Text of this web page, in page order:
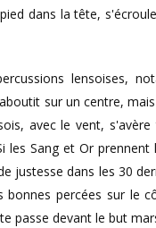
dans la tête,
lensoises,
sur un centre,
avec le vent,
les Sang et Or
justesse dans les 30
bonnes percées sur le
passe devant le but